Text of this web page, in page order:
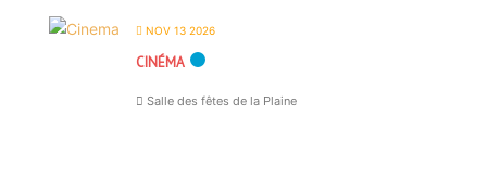
NOV 13 2026
CINÉMA
Salle des fêtes de la Plaine